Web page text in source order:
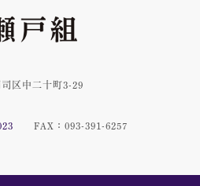
区中二十町3-29
FAX：093-391-6257